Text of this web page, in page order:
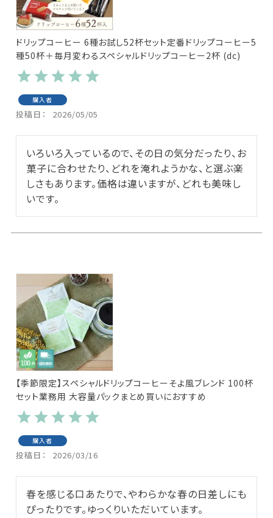
ドリップコーヒー 6種お試し52杯セット定番ドリップコーヒー5
種50杯＋毎月変わるスペシャルドリップコーヒー2杯 (dc)
購入者
投稿日 2026/05/05
いろいろ入っているので、その日の気分だったり、お
菓子に合わせたり、どれを淹れようかな、と選ぶ楽
しさもあります。価格は違いますが、どれも美味し
いです。
【季節限定】スペシャルドリップコーヒーそよ風ブレンド 100杯
セット業務用 大容量パックまとめ買いにおすすめ
購入者
投稿日 2026/03/16
春を感じる口あたりで、やわらかな春の日差しにも
ぴったりです。ゆっくりいただいています。